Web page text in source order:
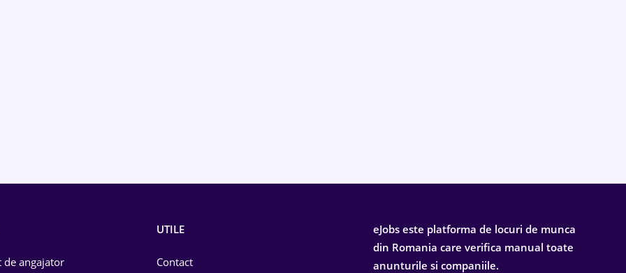
de angajator
UTILE
Contact
eJobs este platforma de locuri de munca
din Romania care verifica manual toate
anunturile si companiile.